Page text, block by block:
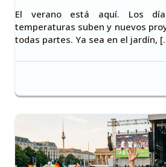
El verano está aquí. Los
temperaturas suben y nuevos
todas partes. Ya sea en el jardín,